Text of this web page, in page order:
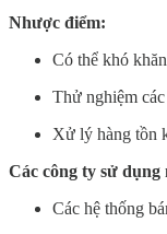
Nhược điểm:
Có thể khó
Thử nghiệm
Xử lý hàng tồn
Các công ty sử
Các hệ thống